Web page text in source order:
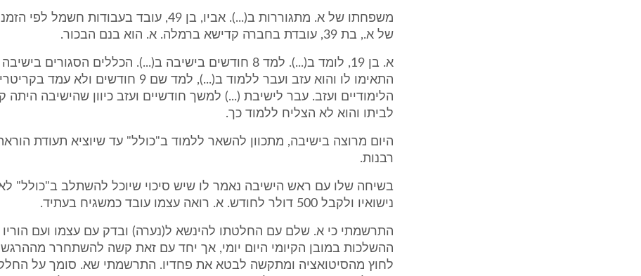
משפחתו של א. מתגוררות ב(...). אביו, בן 49, עובד בעבודות חשמל
של א., בת 39, עובדת בחברה קדישא ברמלה. א. הוא בנם הבכור.
א. בן 19, לומד ב(...). למד 8 חודשים בישיבה ב(...). הכללים הסגורים
התאימו לו והוא עזב ועבר ללמוד ב(...), למד שם 9 חודשים ולא עמד
הלימודיים ועזב. עבר לישיבת (...) למשך חודשיים ועזב כיוון שהישיבה היתה
לביתו והוא לא הצליח ללמוד כך.
היום מרוצה בישיבה, מתכוון להשאר ללמוד ב"כולל" עד שיוציא תעודת
רבנות.
בשיחה שלו עם ראש הישיבה נאמר לו שיש סיכוי שיוכל להשתלב ב"כולל"
נישואיו ולקבל 500 דולר לחודש. א. רואה עצמו עובד כמשגיח בעתיד.
התרשמתי כי א. שלם עם החלטתו להינשא ל(נערה) ובדק עם עצמו ועם
ההשלכות במובן הקיומי היום יומי, אך יחד עם זאת קשה להשתחרר
לחוץ מהסיטואציה ומתקשה לבטא את פחדיו. התרשמתי שא. סומך על